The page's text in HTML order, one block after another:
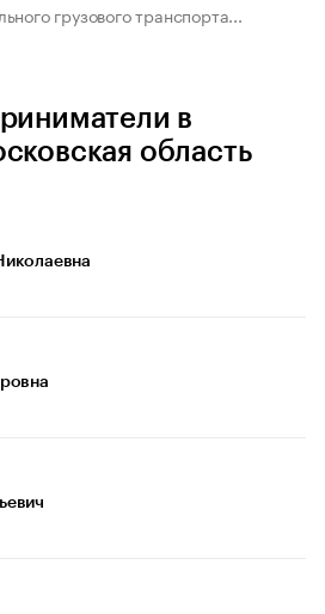
грузового транспорта...
в
область